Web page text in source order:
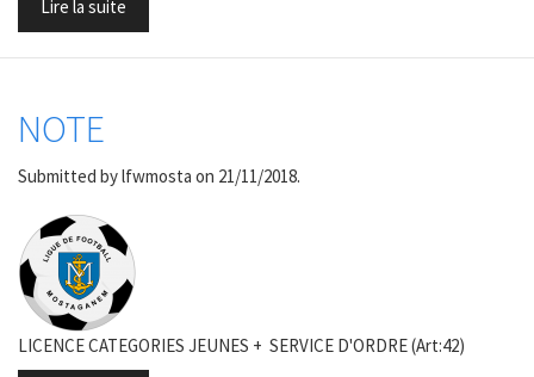
Lire la suite
NOTE
Submitted bylfwmosta on 21/11/2018.
LICENCE CATEGORIES JEUNES + SERVICE D'ORDRE (Art:42)